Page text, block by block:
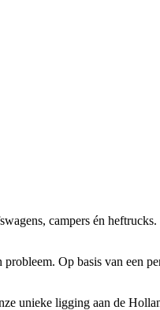
campers én
Op basis van een
unieke ligging aan de